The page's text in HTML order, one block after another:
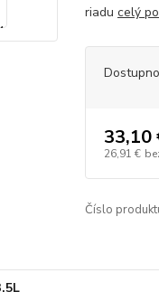
riadu celý
33,10
26,91 €
Číslo